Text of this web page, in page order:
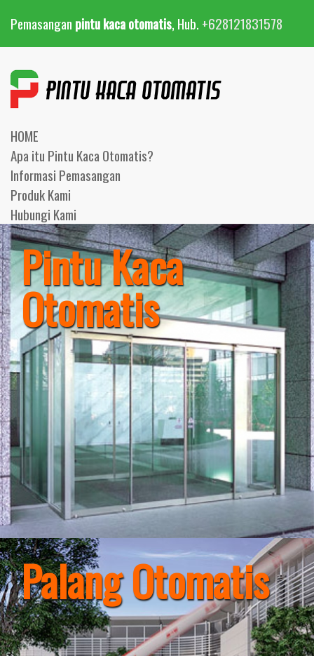
Pemasangan pintu kaca otomatis, Hub. +628121831578
HOME
Apa itu Pintu Kaca Otomatis?
Informasi Pemasangan
Produk Kami
Hubungi Kami
Pintu Kaca
Otomatis
Palang Otomatis